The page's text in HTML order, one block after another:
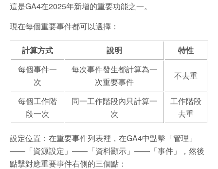
這是GA4在2025年新增的重要功能之一。
現在每個重要事件都可以選擇：
計算方式 說明
特性
每個事件一
次
每次事件發生都計算為一
次重要事件
不去重
每個工作階
段一次
同一工作階段內只計算一
次
工作階段
去重
設定位置：在重要事件列表裡，在GA4中點擊「管理」
——「資源設定」——「資料顯示」——「事件」，然後
點擊對應重要事件右側的三個點：